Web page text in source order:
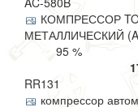
КОМПРЕССОР
МЕТАЛЛИЧЕСКИЙ
95 %
RR131
компрессор